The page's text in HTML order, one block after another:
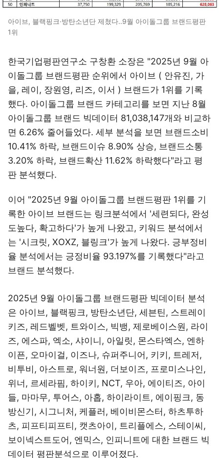
아이브, 블랙핑크·방탄소년단 제쳤다..9월 아이돌그룹 브랜드평판
1위
한국기업평판연구소 구창환 소장은 "2025년 9월 아
이돌그룹 브랜드평판 순위에서 아이브 ( 안유진, 가
을, 레이, 장원영, 리즈, 이서 ) 브랜드가 1위를 기록
했다. 아이돌그룹 브랜드 카테고리를 보면 지난 8월
아이돌그룹 브랜드 빅데이터 81,038,147개와 비교하
면 6.26% 줄어들었다. 세부 분석을 보면 브랜드소비
10.41% 하락, 브랜드이슈 8.90% 상승, 브랜드소통
3.20% 하락, 브랜드확산 11.62% 하락했다"라고 평
판 분석했다.
이어 "2025년 9월 아이돌그룹 브랜드평판 1위를 기
록한 아이브 브랜드는 링크분석에서 '세련되다, 완성
도높다, 확고하다'가 높게 나왔고, 키워드 분석에서
는 '시크릿, XOXZ, 블링크'가 높게 나왔다. 긍부정비
율 분석에서는 긍정비율 93.197%를 기록했다"라고
브랜드 분석했다.
2025년 9월 아이돌그룹 브랜드평판 빅데이터 분석
은 아이브, 블랙핑크, 방탄소년단, 세븐틴, 스트레이
키즈, 레드벨벳, 트와이스, 빅뱅, 제로베이스원, 라이
즈, 에스파, 엑소, 샤이니, 아일릿, 몬스타엑스, 엔하
이픈, 오마이걸, 이즈나, 슈퍼주니어, 키키, 트레저,
비투비, 아스트로, 워너원, 더보이즈, 프로미스나인,
위너, 르세라핌, 하이키, NCT, 우아, 에이티즈, 아이
들, 마마무, 투어스, 아홉, 하이라이트, 에이핑크, 동
방신기, 시그니처, 케플러, 베이비몬스터, 하츠투하
츠, 피프티피프티, 캣츠아이, 트리플에스, 스테이씨,
보이넥스트도어, 엔믹스, 인피니트에 대한 브랜드 빅
데이터 평판분석으로 이루어졌다.